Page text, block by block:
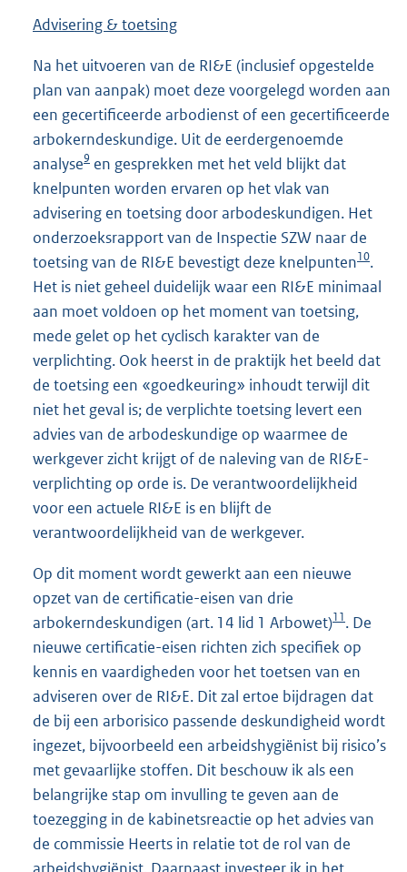
Advisering & toetsing
Na het uitvoeren van de RI&E (inclusief opgestelde
plan van aanpak) moet deze voorgelegd worden aan
een gecertificeerde arbodienst of een gecertificeerde
arbokerndeskundige. Uit de eerdergenoemde
analyse9 en gesprekken met het veld blijkt dat
knelpunten worden ervaren op het vlak van
advisering en toetsing door arbodeskundigen. Het
onderzoeksrapport van de Inspectie SZW naar de
toetsing van de RI&E bevestigt deze knelpunten10.
Het is niet geheel duidelijk waar een RI&E minimaal
aan moet voldoen op het moment van toetsing,
mede gelet op het cyclisch karakter van de
verplichting. Ook heerst in de praktijk het beeld dat
de toetsing een «goedkeuring» inhoudt terwijl dit
niet het geval is; de verplichte toetsing levert een
advies van de arbodeskundige op waarmee de
werkgever zicht krijgt of de naleving van de RI&E-
verplichting op orde is. De verantwoordelijkheid
voor een actuele RI&E is en blijft de
verantwoordelijkheid van de werkgever.
Op dit moment wordt gewerkt aan een nieuwe
opzet van de certificatie-eisen van drie
arbokerndeskundigen (art. 14 lid 1 Arbowet)11. De
nieuwe certificatie-eisen richten zich specifiek op
kennis en vaardigheden voor het toetsen van en
adviseren over de RI&E. Dit zal ertoe bijdragen dat
de bij een arborisico passende deskundigheid wordt
ingezet, bijvoorbeeld een arbeidshygiënist bij risico’s
met gevaarlijke stoffen. Dit beschouw ik als een
belangrijke stap om invulling te geven aan de
toezegging in de kabinetsreactie op het advies van
de commissie Heerts in relatie tot de rol van de